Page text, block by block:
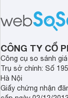
CÔNG TY CỔ
Công cụ so sánh
Trụ sở chính: Số
Hà Nội
Giấy chứng nhận